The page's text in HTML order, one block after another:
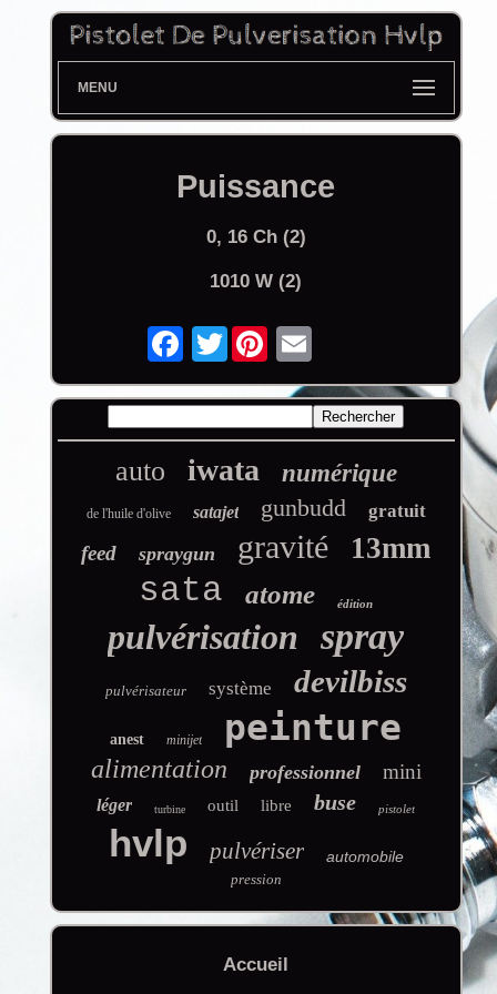
MENU
Puissance
0, 16 Ch (2)
1010 W (2)
Twitter
auto iwata numérique
de l'huile d'olive satajet gunbudd gratuit
feed spraygun gravité 13mm
sata atome édition
pulvérisation spray
pulvérisateur système devilbiss
anest minijet peinture
alimentation professionnel mini
léger turbine outil libre buse pistolet
hvlp pulvériser automobile
pression
Accueil